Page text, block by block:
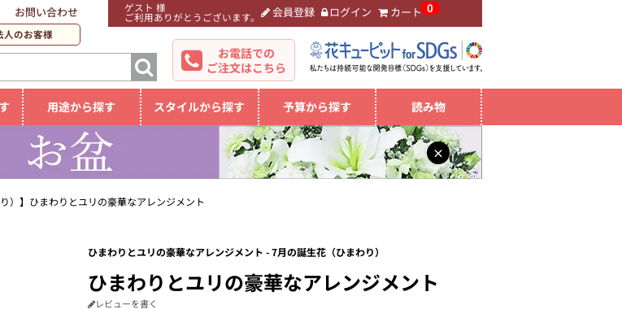
ゲスト 様
ご利用ありがとうございます。 会員登録 ログイン カート 0
お問い合わせ
人のお客様
お電話での
ご注文はこちら
用途から探す スタイルから探す 予算から探す 読み物
×
）】ひまわりとユリの豪華なアレンジメント
ひまわりとユリの豪華なアレンジメント - 7月の誕生花（ひまわり）
ひまわりとユリの豪華なアレンジメント
レビューを書く